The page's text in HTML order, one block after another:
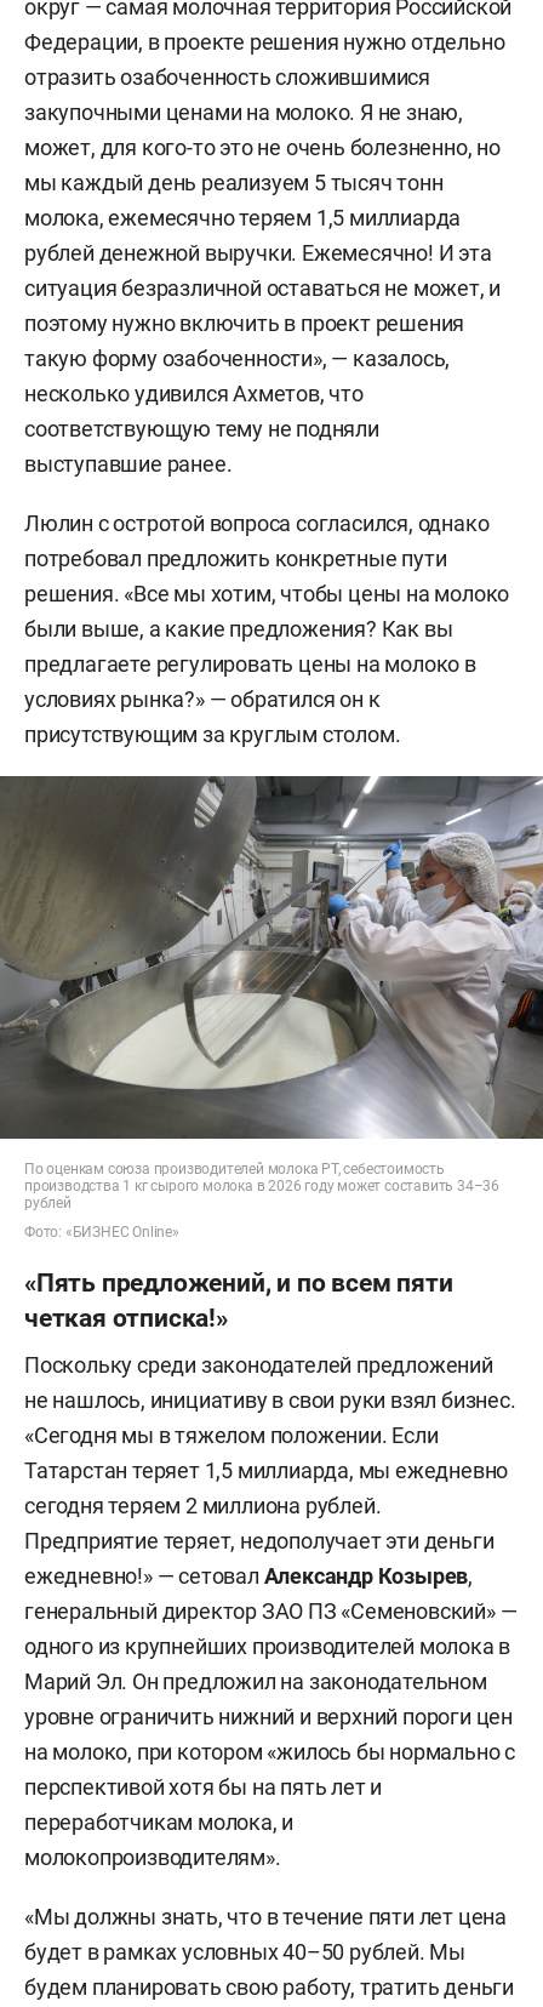
округ — самая молочная территория Российской
Федерации, в проекте решения нужно отдельно
отразить озабоченность сложившимися
закупочными ценами на молоко. Я не знаю,
может, для кого-то это не очень болезненно, но
мы каждый день реализуем 5 тысяч тонн
молока, ежемесячно теряем 1,5 миллиарда
рублей денежной выручки. Ежемесячно! И эта
ситуация безразличной оставаться не может, и
поэтому нужно включить в проект решения
такую форму озабоченности», — казалось,
несколько удивился Ахметов, что
соответствующую тему не подняли
выступавшие ранее.
Люлин с остротой вопроса согласился, однако
потребовал предложить конкретные пути
решения. «Все мы хотим, чтобы цены на молоко
были выше, а какие предложения? Как вы
предлагаете регулировать цены на молоко в
условиях рынка?» — обратился он к
присутствующим за круглым столом.
По оценкам союза производителей молока РТ, себестоимость
производства 1 кг сырого молока в 2026 году может составить 34–36
рублей
Фото: «БИЗНЕС Online»
«Пять предложений, и по всем пяти
четкая отписка!»
Поскольку среди законодателей предложений
не нашлось, инициативу в свои руки взял бизнес.
«Сегодня мы в тяжелом положении. Если
Татарстан теряет 1,5 миллиарда, мы ежедневно
сегодня теряем 2 миллиона рублей.
Предприятие теряет, недополучает эти деньги
ежедневно!» — сетовал Александр Козырев,
генеральный директор ЗАО ПЗ «Семеновский» —
одного из крупнейших производителей молока в
Марий Эл. Он предложил на законодательном
уровне ограничить нижний и верхний пороги цен
на молоко, при котором «жилось бы нормально с
перспективой хотя бы на пять лет и
переработчикам молока, и
молокопроизводителям».
«Мы должны знать, что в течение пяти лет цена
будет в рамках условных 40–50 рублей. Мы
будем планировать свою работу, тратить деньги